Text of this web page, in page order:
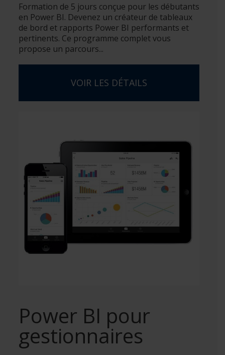
Formation de 5 jours conçue pour les débutants
en Power BI. Devenez un créateur de tableaux
de bord et rapports Power BI performants et
pertinents. Ce programme complet vous
propose un parcours...
VOIR LES DÉTAILS
Power BI pour
gestionnaires